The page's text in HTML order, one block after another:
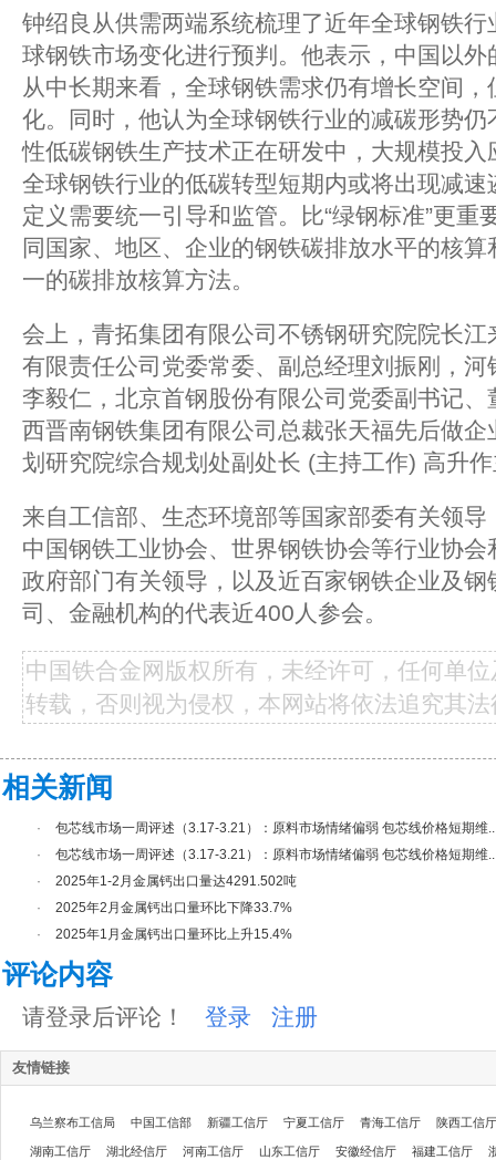
钟绍良从供需两端系统梳理了近年全球钢铁
球钢铁市场变化进行预判。他表示，中国以
从中长期来看，全球钢铁需求仍有增长空间
化。同时，他认为全球钢铁行业的减碳形势
性低碳钢铁生产技术正在研发中，大规模投
全球钢铁行业的低碳转型短期内或将出现减速
定义需要统一引导和监管。比“绿钢标准”更重
同国家、地区、企业的钢铁碳排放水平的核
一的碳排放核算方法。
会上，青拓集团有限公司不锈钢研究院院长
有限责任公司党委常委、副总经理刘振刚，
李毅仁，北京首钢股份有限公司党委副书记
西晋南钢铁集团有限公司总裁张天福先后做
划研究院综合规划处副处长 (主持工作) 高升
来自工信部、生态环境部等国家部委有关领
中国钢铁工业协会、世界钢铁协会等行业协
政府部门有关领导，以及近百家钢铁企业及
司、金融机构的代表近400人参会。
中国铁合金网版权所有，未经许可，任何单
转载，否则视为侵权，本网站将依法追究其
相关新闻
·
包芯线市场一周评述（3.17-3.21）：原料市场情绪偏弱 包芯线价格短期维
·
包芯线市场一周评述（3.17-3.21）：原料市场情绪偏弱 包芯线价格短期维
·
2025年1-2月金属钙出口量达4291.502吨
·
2025年2月金属钙出口量环比下降33.7%
·
2025年1月金属钙出口量环比上升15.4%
评论内容
请登录后评论！ 登录 注册
友情链接
乌兰察布工信局 中国工信部 新疆工信厅 宁夏工信厅 青海工信厅 陕西工信厅
湖南工信厅 湖北经信厅 河南工信厅 山东工信厅 安徽经信厅 福建工信厅